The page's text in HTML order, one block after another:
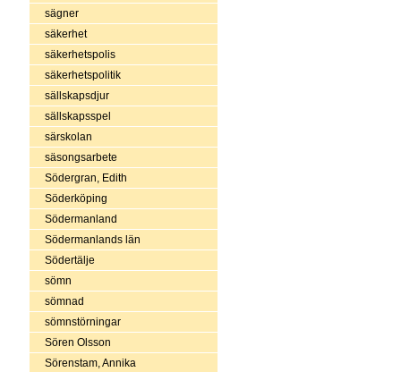
sägner
säkerhet
säkerhetspolis
säkerhetspolitik
sällskapsdjur
sällskapsspel
särskolan
säsongsarbete
Södergran, Edith
Söderköping
Södermanland
Södermanlands län
Södertälje
sömn
sömnad
sömnstörningar
Sören Olsson
Sörenstam, Annika